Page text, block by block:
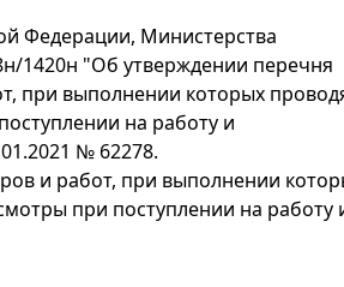
Федерации, Министерства
1420н "Об утверждении перечня
при выполнении которых
на работу и
№ 62278.
и работ, при выполнении
при поступлении на работу